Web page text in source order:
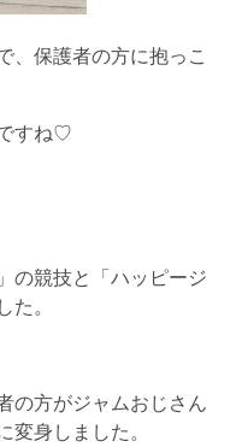
、保護者の方に抱っこ
すね♡
の競技と「ハッピージ
た。
の方がジャムおじさん
変身しました。